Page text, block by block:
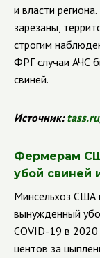
и власти
зарезаны,
строгим
ФРГ случаи АЧС
свиней.
Источник:tass.ru
Фермерам
убой свиней
Минсельхоз США
вынужденный
COVID-19 в 2020
центов за